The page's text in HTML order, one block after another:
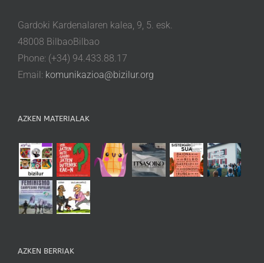
Gardoki Kardenalaren kalea, 9, 5. esk.
48008 BilbaoBilbao
Phone: (+34) 94.433.88.17
Email: komunikazioa@bizilur.org
AZKEN MATERIALAK
AZKEN BERRIAK